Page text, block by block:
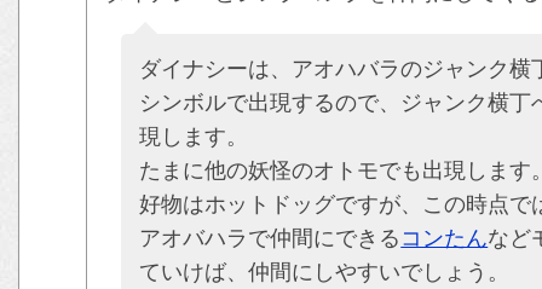
ダイナシーは、アオハバラのジャンク横
シンボルで出現するので、ジャンク横
現します。
たまに他の妖怪のオトモでも出現します
好物はホットドッグですが、この時点
アオバハラで仲間にできる コンたんなど
ていけば、仲間にしやすいでしょう。